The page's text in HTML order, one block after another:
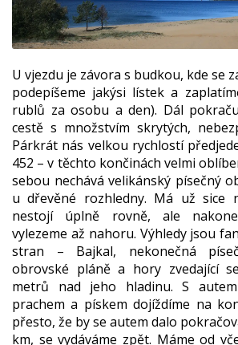
U vjezdu je závora s budkou, kde se
podepíšeme jakýsi lístek a
rublů za osobu a den). Dál
cestě s množstvím skrytých,
Párkrát nás velkou rychlostí
452 – v těchto končinách velmi
sebou nechává velikánský písečný
u dřevěné rozhledny. Má už sice
nestojí úplně rovně, ale
vylezeme až nahoru. Výhledy jsou
stran – Bajkal, nekonečná
obrovské pláně a hory zvedající
metrů nad jeho hladinu. S
prachem a pískem dojíždíme na
přesto, že by se autem dalo
km, se vydáváme zpět. Máme od